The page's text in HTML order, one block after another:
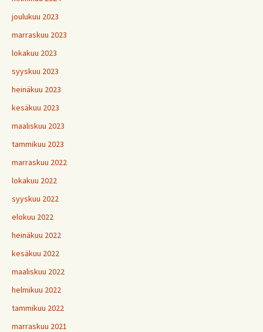
joulukuu 2023
marraskuu 2023
lokakuu 2023
syyskuu 2023
heinäkuu 2023
kesäkuu 2023
maaliskuu 2023
tammikuu 2023
marraskuu 2022
lokakuu 2022
syyskuu 2022
elokuu 2022
heinäkuu 2022
kesäkuu 2022
maaliskuu 2022
helmikuu 2022
tammikuu 2022
marraskuu 2021